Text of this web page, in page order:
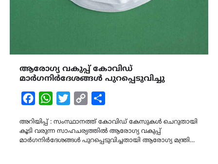
ആരോഗ്യ വകുപ്പ് കോവിഡ്
മാർഗനിർദേശങ്ങൾ പുറപ്പെടുവിച്ചു
FacebookWhatsAppTwitterCopy
അറിയിപ്പ് : സംസ്ഥാനത്ത് കോവിഡ് കേസുകൾ ചെറുതായി
കൂടി വരുന്ന സാഹചര്യത്തിൽ ആരോഗ്യ വകുപ്പ്
മാർഗനിർദേശങ്ങൾ പുറപ്പെടുവിച്ചതായി ആരോഗ്യ മന്ത്രി…